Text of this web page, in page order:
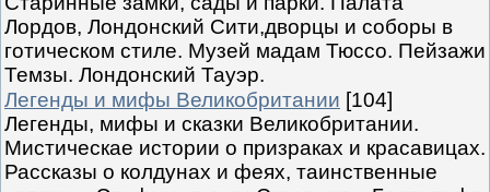
Лордов, Лондонский Сити,дворцы и соборы в
готическом стиле. Музей мадам Тюссо. Пейзажи
Темзы. Лондонский Тауэр.
Легенды и мифы Великобритании [104]
Легенды, мифы и сказки Великобритании.
Мистическае истории о призраках и красавицах.
Рассказы о колдунах и феях, таинственные